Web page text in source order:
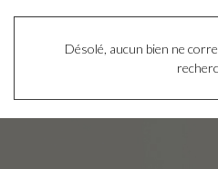
Désolé, aucun bien ne